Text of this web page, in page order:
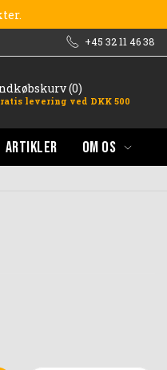
+45 32 11 46 38
(0)
levering ved DKK 500
ARTIKLER OM OS